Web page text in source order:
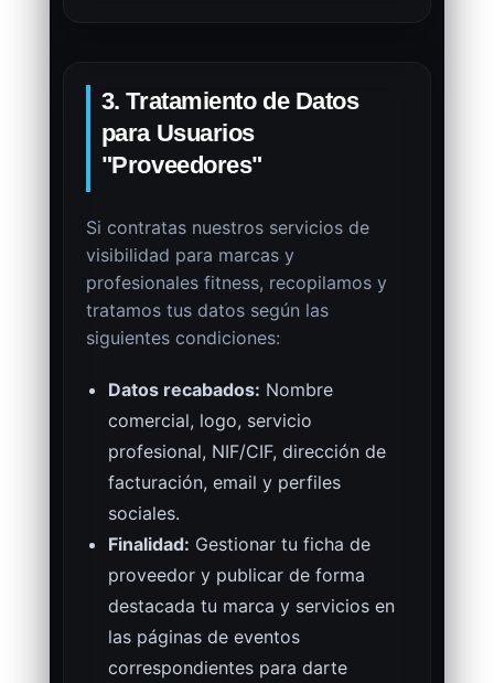
3. Tratamiento de Datos
para Usuarios
"Proveedores"
Si contratas nuestros servicios de
visibilidad para marcas y
profesionales fitness, recopilamos y
tratamos tus datos según las
siguientes condiciones:
Datos recabados: Nombre
comercial, logo, servicio
profesional, NIF/CIF, dirección de
facturación, email y perfiles
sociales.
Finalidad: Gestionar tu ficha de
proveedor y publicar de forma
destacada tu marca y servicios en
las páginas de eventos
correspondientes para darte